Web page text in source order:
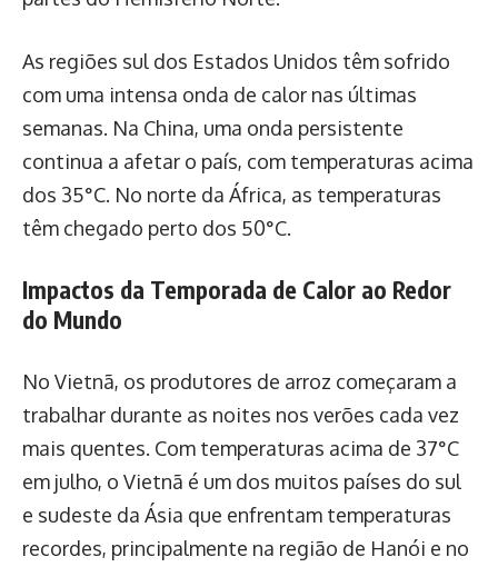
As regiões sul dos Estados Unidos têm sofrido
com uma intensa onda de calor nas últimas
semanas. Na China, uma onda persistente
continua a afetar o país, com temperaturas acima
dos 35°C. No norte da África, as temperaturas
têm chegado perto dos 50°C.
Impactos da Temporada de Calor ao Redor
do Mundo
No Vietnã, os produtores de arroz começaram a
trabalhar durante as noites nos verões cada vez
mais quentes. Com temperaturas acima de 37°C
em julho, o Vietnã é um dos muitos países do sul
e sudeste da Ásia que enfrentam temperaturas
recordes, principalmente na região de Hanói e no